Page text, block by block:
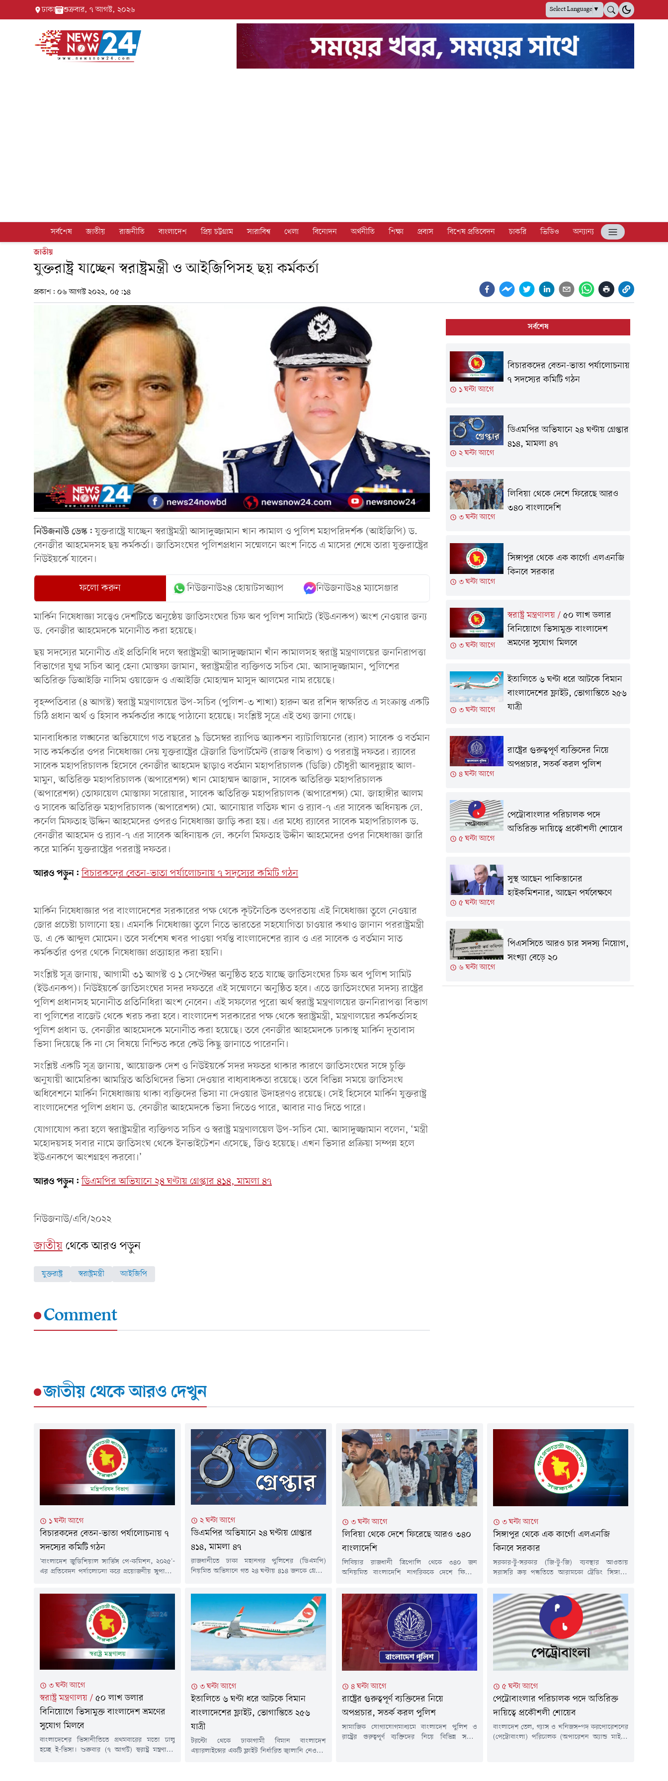
ঢাকা শুক্রবার, ৭ আগস্ট, ২০২৬ Select Language▼
সর্বশেষ জাতীয় রাজনীতি বাংলাদেশ প্রিয় চট্টগ্রাম সারাবিশ্ব খেলা বিনোদন অর্থনীতি শিক্ষা প্রবাস বিশেষ প্রতিবেদন চাকরি ভিডিও
অন্যান্য
জাতীয়
যুক্তরাষ্ট্র যাচ্ছেন স্বরাষ্ট্রমন্ত্রী ও আইজিপিসহ ছয় কর্মকর্তা
প্রকাশ: ০৬ আগস্ট ২০২২, ০৫:১৪
নিউজনাউ ডেস্ক:যুক্তরাষ্ট্রে যাচ্ছেন স্বরাষ্ট্রমন্ত্রী আসাদুজ্জামান খান কামাল ও পুলিশ মহাপরিদর্শক (আইজিপি) ড.
বেনজীর আহমেদসহ ছয় কর্মকর্তা। জাতিসংঘের পুলিশপ্রধান সম্মেলনে অংশ নিতে এ মাসের শেষে তারা যুক্তরাষ্ট্রের
নিউইয়র্কে যাবেন।
ফলো করুন নিউজনাউ২৪ হোয়াটসঅ্যাপ নিউজনাউ২৪ ম্যাসেঞ্জার
মার্কিন নিষেধাজ্ঞা সত্ত্বেও দেশটিতে অনুষ্ঠেয় জাতিসংঘের চিফ অব পুলিশ সামিটে (ইউএনকপ) অংশ নেওয়ার জন্য
ড. বেনজীর আহমেদকে মনোনীত করা হয়েছে।
ছয় সদস্যের মনোনীত এই প্রতিনিধি দলে স্বরাষ্ট্রমন্ত্রী আসাদুজ্জামান খাঁন কামালসহ স্বরাষ্ট্র মন্ত্রণালয়ের জননিরাপত্তা
বিভাগের যুগ্ম সচিব আবু হেনা মোস্তফা জামান, স্বরাষ্ট্রমন্ত্রীর ব্যক্তিগত সচিব মো. আসাদুজ্জামান, পুলিশের
অতিরিক্ত ডিআইজি নাসিম ওয়াজেদ ও এআইজি মোহাম্মদ মাসুদ আলমের নাম রয়েছে।
বৃহস্পতিবার (৪ আগস্ট) স্বরাষ্ট্র মন্ত্রণালয়ের উপ-সচিব (পুলিশ-৩ শাখা) হারুন অর রশিদ স্বাক্ষরিত এ সংক্রান্ত একটি
চিঠি প্রধান অর্থ ও হিসাব কর্মকর্তার কাছে পাঠানো হয়েছে। সংশ্লিষ্ট সূত্রে এই তথ্য জানা গেছে।
মানবাধিকার লঙ্ঘনের অভিযোগে গত বছরের ৯ ডিসেম্বর র‌্যাপিড অ্যাকশন ব্যাটালিয়নের (র‌্যাব) সাবেক ও বর্তমান
সাত কর্মকর্তার ওপর নিষেধাজ্ঞা দেয় যুক্তরাষ্ট্রের ট্রেজারি ডিপার্টমেন্ট (রাজস্ব বিভাগ) ও পররাষ্ট্র দফতর। র‌্যাবের
সাবেক মহাপরিচালক হিসেবে বেনজীর আহমেদ ছাড়াও বর্তমান মহাপরিচালক (ডিজি) চৌধুরী আবদুল্লাহ আল-
মামুন, অতিরিক্ত মহাপরিচালক (অপারেশন্স) খান মোহাম্মদ আজাদ, সাবেক অতিরিক্ত মহাপরিচালক
(অপারেশন্স) তোফায়েল মোস্তাফা সরোয়ার, সাবেক অতিরিক্ত মহাপরিচালক (অপারেশন্স) মো. জাহাঙ্গীর আলম
ও সাবেক অতিরিক্ত মহাপরিচালক (অপারেশন্স) মো. আনোয়ার লতিফ খান ও র‌্যাব-৭ এর সাবেক অধিনয়ক লে.
কর্নেল মিফতাহ উদ্দিন আহমেদের ওপরও নিষেধাজ্ঞা জাড়ি করা হয়। এর মধ্যে র‌্যাবের সাবেক মহাপরিচালক ড.
বেনজীর আহমেদ ও র‌্যাব-৭ এর সাবেক অধিনায়ক লে. কর্নেল মিফতাহ উদ্দীন আহমেদের ওপর নিষেধাজ্ঞা জারি
করে মার্কিন যুক্তরাষ্ট্রের পররাষ্ট্র দফতর।
আরও পড়ুন: বিচারকদের বেতন-ভাতা পর্যালোচনায় ৭ সদস্যের কমিটি গঠন
মার্কিন নিষেধাজ্ঞার পর বাংলাদেশের সরকারের পক্ষ থেকে কূটনৈতিক তৎপরতায় এই নিষেধাজ্ঞা তুলে নেওয়ার
জোর প্রচেষ্টা চালানো হয়। এমনকি নিষেধাজ্ঞা তুলে নিতে ভারতের সহযোগিতা চাওয়ার কথাও জানান পররাষ্ট্রমন্ত্রী
ড. এ কে আব্দুল মোমেন। তবে সর্বশেষ খবর পাওয়া পর্যন্ত বাংলাদেশের র‌্যাব ও এর সাবেক ও বর্তমান সাত
কর্মকর্তার ওপর থেকে নিষেধাজ্ঞা প্রত্যাহার করা হয়নি।
সংশ্লিষ্ট সূত্র জানায়, আগামী ৩১ আগস্ট ও ১ সেপ্টেম্বর অনুষ্ঠিত হতে যাচ্ছে জাতিসংঘের চিফ অব পুলিশ সামিট
(ইউএনকপ)। নিউইয়র্কে জাতিসংঘের সদর দফতরে এই সম্মেলনে অনুষ্ঠিত হবে। এতে জাতিসংঘের সদস্য রাষ্ট্রের
পুলিশ প্রধানসহ মনোনীত প্রতিনিধিরা অংশ নেবেন। এই সফলের পুরো অর্থ স্বরাষ্ট্র মন্ত্রণালয়ের জননিরাপত্তা বিভাগ
বা পুলিশের বাজেট থেকে খরচ করা হবে। বাংলাদেশ সরকারের পক্ষ থেকে স্বরাষ্ট্রমন্ত্রী, মন্ত্রণালয়ের কর্মকর্তাসহ
পুলিশ প্রধান ড. বেনজীর আহমেদকে মনোনীত করা হয়েছে। তবে বেনজীর আহমেদকে ঢাকাস্থ মার্কিন দূতাবাস
ভিসা দিয়েছে কি না সে বিষয়ে নিশ্চিত করে কেউ কিছু জানাতে পারেননি।
সংশ্লিষ্ট একটি সূত্র জানায়, আয়োজক দেশ ও নিউইয়র্কে সদর দফতর থাকার কারণে জাতিসংঘের সঙ্গে চুক্তি
অনুযায়ী আমেরিকা আমন্ত্রিত অতিথিদের ভিসা দেওয়ার বাধ্যবাধকতা রয়েছে। তবে বিভিন্ন সময়ে জাতিসংঘ
অধিবেশনে মার্কিন নিষেধাজ্ঞায় থাকা ব্যক্তিদের ভিসা না দেওয়ার উদাহরণও রয়েছে। সেই হিসেবে মার্কিন যুক্তরাষ্ট্র
বাংলাদেশের পুলিশ প্রধান ড. বেনজীর আহমেদকে ভিসা দিতেও পারে, আবার নাও দিতে পারে।
যোগাযোগ করা হলে স্বরাষ্ট্রমন্ত্রীর ব্যক্তিগত সচিব ও স্বরাষ্ট্র মন্ত্রণালয়েল উপ-সচিব মো. আসাদুজ্জামান বলেন, ‘মন্ত্রী
মহোদয়সহ সবার নামে জাতিসংঘ থেকে ইনভাইটেশন এসেছে, জিও হয়েছে। এখন ভিসার প্রক্রিয়া সম্পন্ন হলে
ইউএনকপে অংশগ্রহণ করবো।’
আরও পড়ুন: ডিএমপির অভিযানে ২৪ ঘণ্টায় গ্রেপ্তার ৪১৪, মামলা ৪৭
নিউজনাউ/এবি/২০২২
জাতীয়থেকে আরও পড়ুন
যুক্তরাষ্ট্র স্বরাষ্ট্রমন্ত্রী আইজিপি
Comment
সর্বশেষ
১ ঘন্টা আগে
বিচারকদের বেতন-ভাতা পর্যালোচনায়
৭ সদস্যের কমিটি গঠন
২ ঘন্টা আগে
ডিএমপির অভিযানে ২৪ ঘণ্টায় গ্রেপ্তার
৪১৪, মামলা ৪৭
৩ ঘন্টা আগে
লিবিয়া থেকে দে‌শে ফি‌রে‌ছে আরও
৩৪০ বাংলাদেশি
৩ ঘন্টা আগে
সিঙ্গাপুর থেকে এক কার্গো এলএনজি
কিনবে সরকার
৩ ঘন্টা আগে
স্বরাষ্ট্র মন্ত্রণালয়/ ৫০ লাখ ডলার
বিনিয়োগে ভিসামুক্ত বাংলাদেশ
ভ্রমণের সুযোগ মিলবে
৩ ঘন্টা আগে
ইতালিতে ৬ ঘণ্টা ধরে আটকে বিমান
বাংলাদেশের ফ্লাইট, ভোগান্তিতে ২৫৬
যাত্রী
৪ ঘন্টা আগে
রাষ্ট্রের গুরুত্বপূর্ণ ব্যক্তিদের নিয়ে
অপপ্রচার, সতর্ক করল পুলিশ
৫ ঘন্টা আগে
পেট্রোবাংলার পরিচালক পদে
অতিরিক্ত দায়িত্বে প্রকৌশলী শোয়েব
৫ ঘন্টা আগে
সুস্থ আছেন পাকিস্তানের
হাইকমিশনার, আছেন পর্যবেক্ষণে
৬ ঘন্টা আগে
পিএসসিতে আরও চার সদস্য নিয়োগ,
সংখ্যা বেড়ে ২০
জাতীয় থেকে আরও দেখুন
১ ঘন্টা আগে
বিচারকদের বেতন-ভাতা পর্যালোচনায় ৭
সদস্যের কমিটি গঠন
'বাংলাদেশ জুডিশিয়াল সার্ভিস পে-কমিশন, ২০২৫'-
এর প্রতিবেদন পর্যালোচনা করে প্রয়োজনীয় সুপারিশ
সুবিধা পর্যালোচনার পর কমিশন এ প্রতিবেদন জমা
দিয়েছিল।গত ৪ আগস্ট মন্ত্রিপরিষদ বিভাগ থেকে এ
বিষয়ে প্রজ্ঞাপন জারি করা হয়।অর্থ ও পরিকল্পনা
মন্ত্রীকে কমিটির সভাপতি করা হয়েছে।...
২ ঘন্টা আগে
ডিএমপির অভিযানে ২৪ ঘণ্টায় গ্রেপ্তার
৪১৪, মামলা ৪৭
রাজধানীতে ঢাকা মহানগর পুলিশের (ডিএমপি)
নিয়মিত অভিযানে গত ২৪ ঘণ্টায় ৪১৪ জনকে গ্রেপ্তার
দিবাগত রাত ১২টা থেকে গতকাল বৃহস্পতিবার রাত
১২টা পর্যন্ত চলা অভিযানে এসব ব্যক্তিকে গ্রেপ্তার করা
হয়।ডিএমপি জানায়, গ্রেপ্তার ব্যক্তিদের মধ্যে রমনা
বিভাগের...
৩ ঘন্টা আগে
লিবিয়া থেকে দে‌শে ফি‌রে‌ছে আরও ৩৪০
বাংলাদেশি
লিবিয়ার রাজধানী ত্রিপোলি থেকে ৩৪০ জন
অনিয়মিত বাংলাদেশি নাগরিককে দেশে ফিরিয়ে
মিনিটে ফ্লাই ওইয়া এয়ারলাইন্সের একটি ফ্লাইটে তারা
হজরত শাহজালাল আন্তর্জাতিক বিমানবন্দরে পৌঁছান।
লিবিয়ায় অবস্থিত বাংলাদেশ দূতাবাস, পররাষ্ট্র
মন্ত্রণালয় এবং প্রবাসী কল্যাণ ও বৈদেশিক কর্মসংস্থান
মন্ত্রণালয়ের মাধ্যমে লিবিয়া সরকার ও আন্তর্জাতিক
অভিবাসন সংস্থার সহযোগিতায়...
৩ ঘন্টা আগে
সিঙ্গাপুর থেকে এক কার্গো এলএনজি
কিনবে সরকার
সরকার-টু-সরকার (জি-টু-জি) ব্যবস্থার আওতায়
সরাসরি ক্রয় পদ্ধতিতে আরামকো ট্রেডিং সিঙ্গাপুর
প্রাকৃতিক গ্যাস (এলএনজি) আমদানির প্রস্তাব
অনুমোদন করেছে সরকার।অর্থ ও পরিকল্পনা মন্ত্রী
আমির খসরু মাহমুদ চৌধুরীর সভাপতিত্বে শুক্রবার (৭
আগস্ট) ভার্চুয়ালি অনুষ্ঠিত ২০২৬-২৭ অর্থবছরের
সরকারি ক্রয় সংক্রান্ত মন্ত্রিসভা কমিটির অষ্টম সভায় এ
অনুমোদন দেওয়া...
৩ ঘন্টা আগে
স্বরাষ্ট্র মন্ত্রণালয় / ৫০ লাখ ডলার
বিনিয়োগে ভিসামুক্ত বাংলাদেশ ভ্রমণের
সুযোগ মিলবে
বাংলাদেশের ভিসানীতিতে প্রথমবারের মতো চালু
হচ্ছে ই-ভিসা। শুক্রবার (৭ আগস্ট) স্বরাষ্ট্র মন্ত্রণালয়
৩ ঘন্টা আগে
ইতালিতে ৬ ঘণ্টা ধরে আটকে বিমান
বাংলাদেশের ফ্লাইট, ভোগান্তিতে ২৫৬
যাত্রী
টরন্টো থেকে ঢাকাগামী বিমান বাংলাদেশ
এয়ারলাইন্সের একটি ফ্লাইট নির্ধারিত জ্বালানি নেওয়ার
৪ ঘন্টা আগে
রাষ্ট্রের গুরুত্বপূর্ণ ব্যক্তিদের নিয়ে
অপপ্রচার, সতর্ক করল পুলিশ
সামাজিক যোগাযোগমাধ্যমে বাংলাদেশ পুলিশ ও
রাষ্ট্রের গুরুত্বপূর্ণ ব্যক্তিদের নিয়ে বিভিন্ন সময়ে
৫ ঘন্টা আগে
পেট্রোবাংলার পরিচালক পদে অতিরিক্ত
দায়িত্বে প্রকৌশলী শোয়েব
বাংলাদেশ তেল, গ্যাস ও খনিজসম্পদ করপোরেশনের
(পেট্রোবাংলা) পরিচালক (অপারেশন অ্যান্ড মাইন্স)